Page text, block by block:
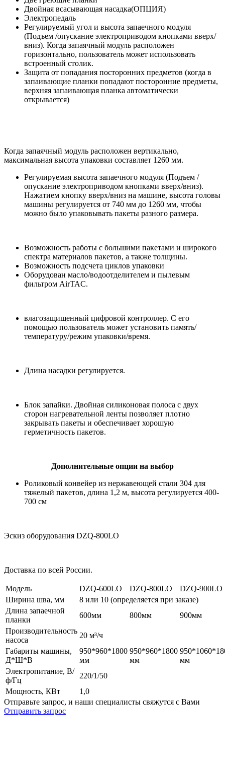
Двойная всасывающая насадка(ОПЦИЯ)
Электропедаль
Регулируемый угол и высота запаечного модуля
(Подъем /опускание электроприводом кнопками вверх/
вниз). Когда запаячный модуль расположен
горизонтально, пользователь может использовать
встроенный столик.
Защита от попадания посторонних предметов (когда в
запаивающие планки попадают посторонние предметы,
верхняя запаивающая планка автоматически
открывается)
Когда запаячный модуль расположен вертикально,
максимальная высота упаковки составляет 1260 мм.
Регулируемая высота запаечного модуля (Подъем /
опускание электроприводом кнопками вверх/вниз).
Нажатием кнопку вверх/вниз на машине, высота головы
машины регулируется от 740 мм до 1260 мм, чтобы
можно было упаковывать пакеты разного размера.
Возможность работы с большими пакетами и широкого
спектра материалов пакетов, а также толщины.
Возможность подсчета циклов упаковки
Оборудован масло/водоотделителем и пылевым
фильтром AirTAC.
влагозащищенный цифровой контроллер. С его
помощью пользователь может установить память/
температуру/режим упаковки/время.
Длина насадки регулируется.
Блок запайки. Двойная силиконовая полоса с двух
сторон нагревательной ленты позволяет плотно
закрывать пакеты и обеспечивает хорошую
герметичность пакетов.
Дополнительные опции на выбор
Роликовый конвейер из нержавеющей стали 304 для
тяжелый пакетов, длина 1,2 м, высота регулируется 400-
700 см
Эскиз оборудования DZQ-800LO
Доставка по всей России.
Модель DZQ-600LO DZQ-800LO
DZQ-900LO
Ширина шва, мм
8 или 10 (определяется при заказе)
Длина запаечной
планки
600мм 800мм
900мм
Производительность
насоса
20 м³/ч
Габариты машины,
Д*Ш*В
950*960*1800
мм
950*960*1800
мм
мм
Электропитание, В/
ф/Гц
220/1/50
Мощность, КВт
1,0
Отправьте запрос, и наши специалисты свяжутся с Вами
Отправить запрос